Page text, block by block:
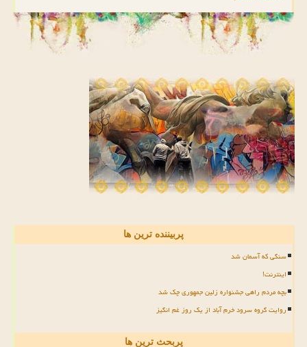
پربیننده ترین ها
سنگی که آسمان شد
اینترنت!
بچه مردم راهی جشنواره زلین جمهوری چک شد
روایت گروه سرود خرم آباد از یک روز غم انگیز
پربحث ترین ها